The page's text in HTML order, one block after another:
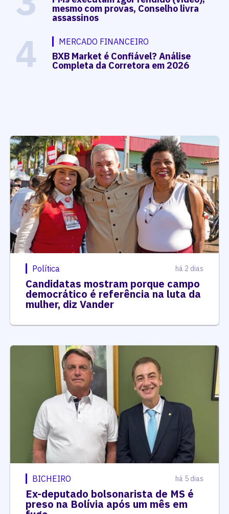
mesmo com provas, Conselho livra
assassinos
4 MERCADO FINANCEIRO
BXB Market é Confiável? Análise
Completa da Corretora em 2026
Política há 2 dias
Candidatas mostram porque campo
democrático é referência na luta da
mulher, diz Vander
BICHEIRO há 5 dias
Ex-deputado bolsonarista de MS é
preso na Bolívia após um mês em